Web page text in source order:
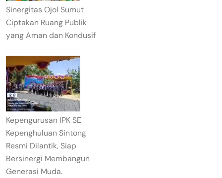
Sinergitas Ojol Sumut
Ciptakan Ruang Publik
yang Aman dan Kondusif
Kepengurusan IPK SE
Kepenghuluan Sintong
Resmi Dilantik, Siap
Bersinergi Membangun
Generasi Muda.